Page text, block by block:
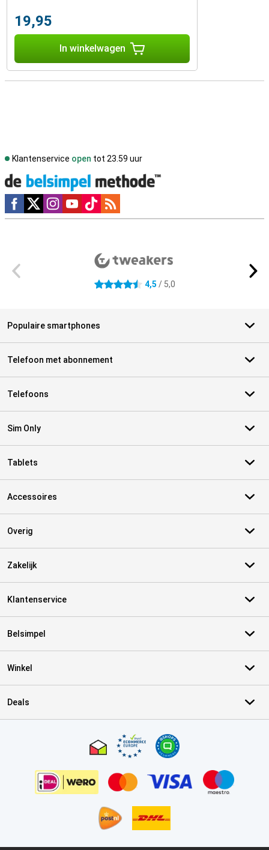
19,95
In winkelwagen
Klantenservice open tot 23.59 uur
Social media
4.5 sterren 4,5 / 5,0
Populaire smartphones
Telefoon met abonnement
Telefoons
Sim Only
Tablets
Accessoires
Overig
Zakelijk
Klantenservice
Belsimpel
Winkel
Deals